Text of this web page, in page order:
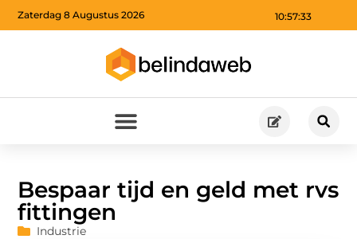
10:57:34
Zaterdag 8 Augustus 2026
Bespaar tijd en geld met rvs
fittingen
Industrie